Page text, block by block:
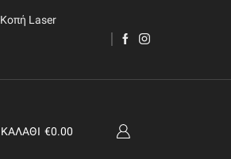
Κοπή Laser
ΚΑΛΆΘΙ €0.00